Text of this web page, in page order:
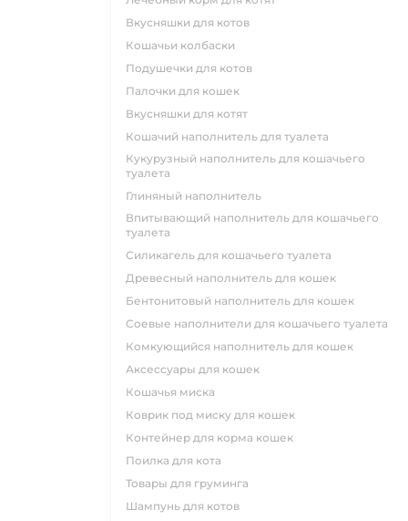
вкусняшки для котов
кошачьи колбаски
подушечки для котов
палочки для кошек
вкусняшки для котят
кошачий наполнитель для туалета
кукурузный наполнитель для кошачьего
туалета
глиняный наполнитель
впитывающий наполнитель для кошачьего
туалета
силикагель для кошачьего туалета
древесный наполнитель для кошек
бентонитовый наполнитель для кошек
соевые наполнители для кошачьего туалета
комкующийся наполнитель для кошек
аксессуары для кошек
кошачья миска
коврик под миску для кошек
контейнер для корма кошек
поилка для кота
товары для груминга
шампунь для котов